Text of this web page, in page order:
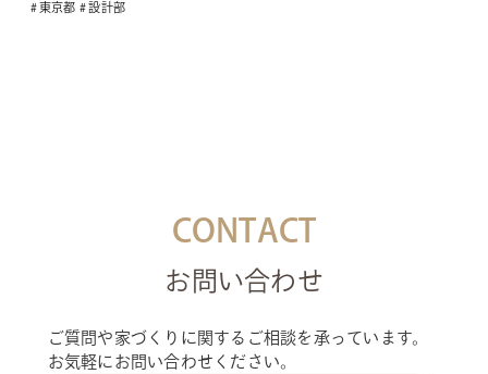
東京都 設計部
CONTACT
お問い合わせ
ご質問や家づくりに関するご相談を承っています。
お気軽にお問い合わせください。